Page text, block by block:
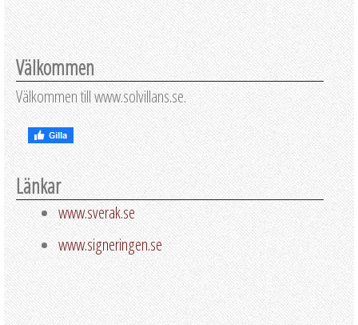
Välkommen
Välkommen till www.solvillans.se.
Länkar
www.sverak.se
www.signeringen.se